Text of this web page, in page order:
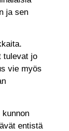
ja sen
tulevat jo
vie myös
entistä